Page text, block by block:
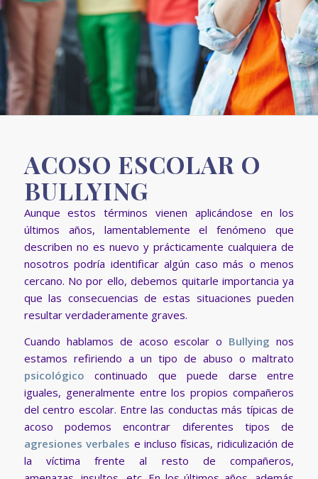
ACOSO ESCOLAR O
BULLYING
Aunque estos términos vienen aplicándose en los
últimos años, lamentablemente el fenómeno que
describen no es nuevo y prácticamente cualquiera de
nosotros podría identificar algún caso más o menos
cercano. No por ello, debemos quitarle importancia ya
que las consecuencias de estas situaciones pueden
resultar verdaderamente graves.
Cuando hablamos de acoso escolar o Bullying nos
estamos refiriendo a un tipo de abuso o maltrato
psicológico continuado que puede darse entre
iguales, generalmente entre los propios compañeros
del centro escolar. Entre las conductas más típicas de
acoso podemos encontrar diferentes tipos de
agresiones verbales e incluso físicas, ridiculización de
la víctima frente al resto de compañeros,